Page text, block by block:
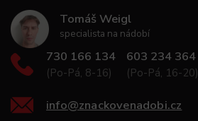
Tomáš Weigl
specialista na nádobí
730 166 134
(Po-Pá, 8-16)
603 234 364
(Po-Pá, 16-20)
info@znackovenadobi.cz